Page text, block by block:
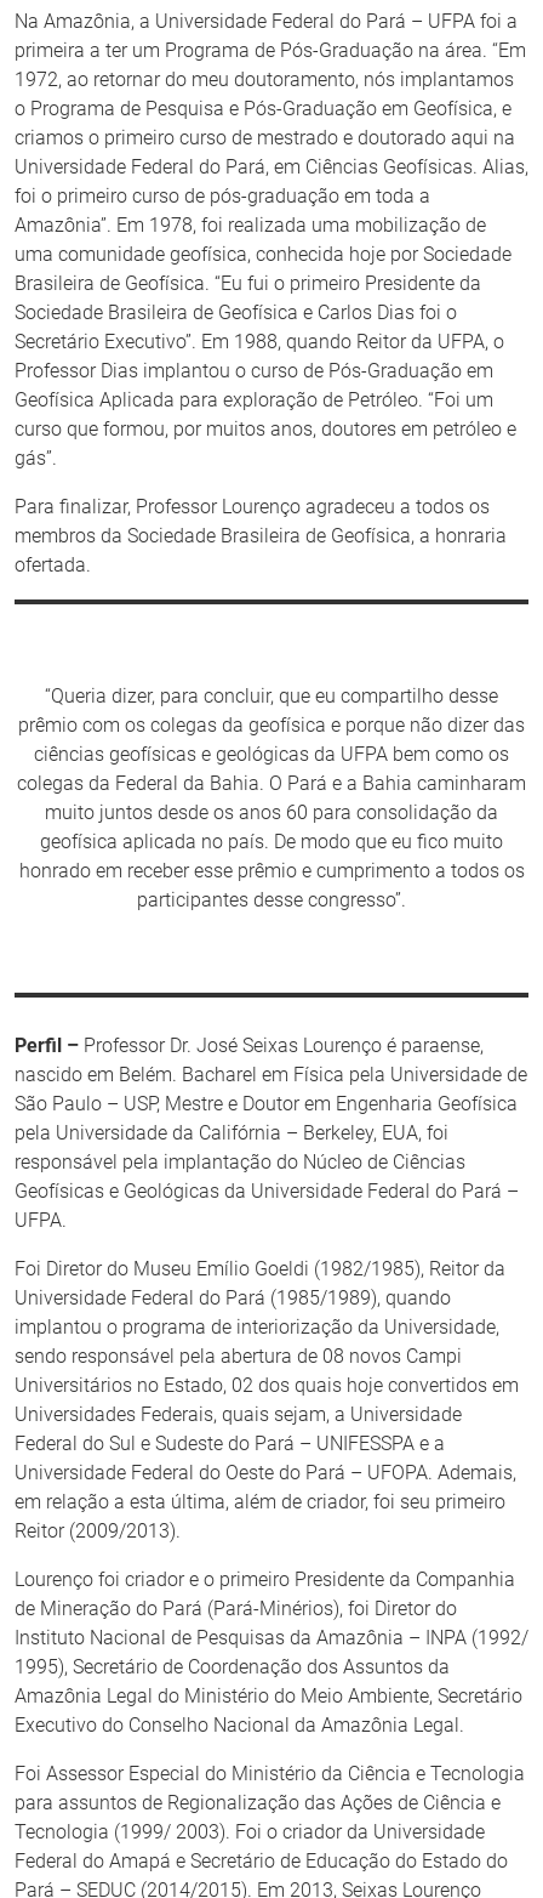
Na Amazônia, a Universidade Federal do Pará – UFPA foi a
primeira a ter um Programa de Pós-Graduação na área. “Em
1972, ao retornar do meu doutoramento, nós implantamos
o Programa de Pesquisa e Pós-Graduação em Geofísica, e
criamos o primeiro curso de mestrado e doutorado aqui na
Universidade Federal do Pará, em Ciências Geofísicas. Alias,
foi o primeiro curso de pós-graduação em toda a
Amazônia”. Em 1978, foi realizada uma mobilização de
uma comunidade geofísica, conhecida hoje por Sociedade
Brasileira de Geofísica. “Eu fui o primeiro Presidente da
Sociedade Brasileira de Geofísica e Carlos Dias foi o
Secretário Executivo”. Em 1988, quando Reitor da UFPA, o
Professor Dias implantou o curso de Pós-Graduação em
Geofísica Aplicada para exploração de Petróleo. “Foi um
curso que formou, por muitos anos, doutores em petróleo e
gás”.
Para finalizar, Professor Lourenço agradeceu a todos os
membros da Sociedade Brasileira de Geofísica, a honraria
ofertada.
“Queria dizer, para concluir, que eu compartilho desse
prêmio com os colegas da geofísica e porque não dizer das
ciências geofísicas e geológicas da UFPA bem como os
colegas da Federal da Bahia. O Pará e a Bahia caminharam
muito juntos desde os anos 60 para consolidação da
geofísica aplicada no país. De modo que eu fico muito
honrado em receber esse prêmio e cumprimento a todos os
participantes desse congresso”.
Perfil – Professor Dr. José Seixas Lourenço é paraense,
nascido em Belém. Bacharel em Física pela Universidade de
São Paulo – USP, Mestre e Doutor em Engenharia Geofísica
pela Universidade da Califórnia – Berkeley, EUA, foi
responsável pela implantação do Núcleo de Ciências
Geofísicas e Geológicas da Universidade Federal do Pará –
UFPA.
Foi Diretor do Museu Emílio Goeldi (1982/1985), Reitor da
Universidade Federal do Pará (1985/1989), quando
implantou o programa de interiorização da Universidade,
sendo responsável pela abertura de 08 novos Campi
Universitários no Estado, 02 dos quais hoje convertidos em
Universidades Federais, quais sejam, a Universidade
Federal do Sul e Sudeste do Pará – UNIFESSPA e a
Universidade Federal do Oeste do Pará – UFOPA. Ademais,
em relação a esta última, além de criador, foi seu primeiro
Reitor (2009/2013).
Lourenço foi criador e o primeiro Presidente da Companhia
de Mineração do Pará (Pará-Minérios), foi Diretor do
Instituto Nacional de Pesquisas da Amazônia – INPA (1992/
1995), Secretário de Coordenação dos Assuntos da
Amazônia Legal do Ministério do Meio Ambiente, Secretário
Executivo do Conselho Nacional da Amazônia Legal.
Foi Assessor Especial do Ministério da Ciência e Tecnologia
para assuntos de Regionalização das Ações de Ciência e
Tecnologia (1999/ 2003). Foi o criador da Universidade
Federal do Amapá e Secretário de Educação do Estado do
Pará – SEDUC (2014/2015). Em 2013, Seixas Lourenço